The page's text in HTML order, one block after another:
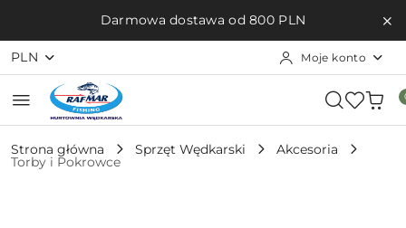
Przejdź do treści głównej
Przejdź do wyszukiwarki
Przejdź do moje konto
Przejdź do menu głównego
Przejdź do opisu produktu
Przejdź do stopkiDarmowa dostawa od 800 PLN
PLN Moje konto
Strona główna Sprzęt Wędkarski Akcesoria
Torby i Pokrowce